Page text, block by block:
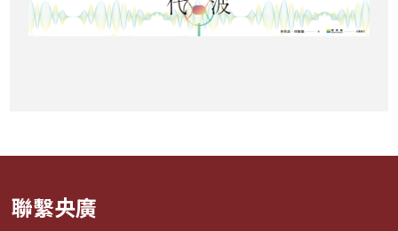
聯繫央廣